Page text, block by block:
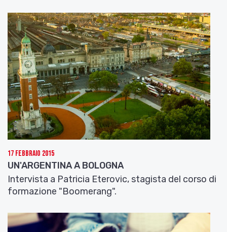
17 Febbraio 2015
UN'ARGENTINA A BOLOGNA
Intervista a Patricia Eterovic, stagista del corso di
formazione "Boomerang".